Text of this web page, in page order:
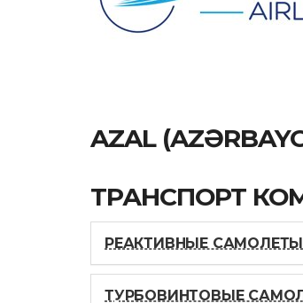
AZAL
ТРАНСПОРТ
РЕАКТИВНЫЕ САМОЛЕТЫ
ТУРБОВИНТОВЫЕ